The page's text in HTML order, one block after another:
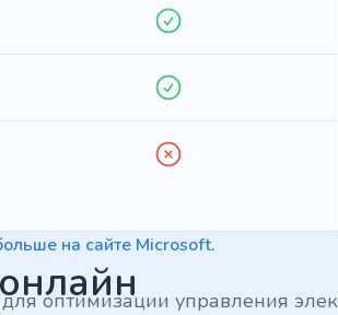
на сайте Microsoft.
оптимизации управления